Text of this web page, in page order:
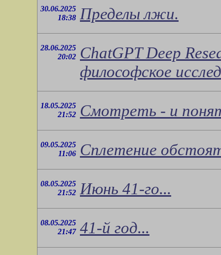
30.06.2025
18:38 Пределы лжи.
28.06.2025
20:02 ChatGPT Deep
философское
18.05.2025
21:52 Смотреть - и
09.05.2025
11:06 Сплетение
08.05.2025
21:52 Июнь 41-го...
08.05.2025
21:47 41-й год...